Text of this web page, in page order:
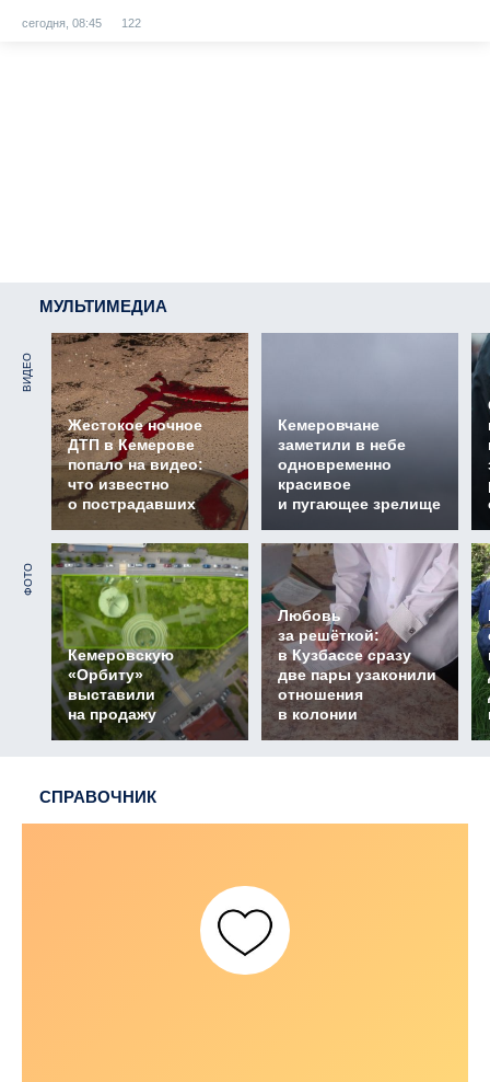
сегодня, 08:45 122
МУЛЬТИМЕДИА
ВИДЕО
Жестокое ночное
ДТП в Кемерове
попало на видео:
что известно
о пострадавших
Кемеровчане
заметили в небе
одновременно
красивое
и пугающее зрелище
ФОТО
Кемеровскую
«Орбиту»
выставили
на продажу
Любовь
за решёткой:
в Кузбассе сразу
две пары узаконили
отношения
в колонии
СПРАВОЧНИК